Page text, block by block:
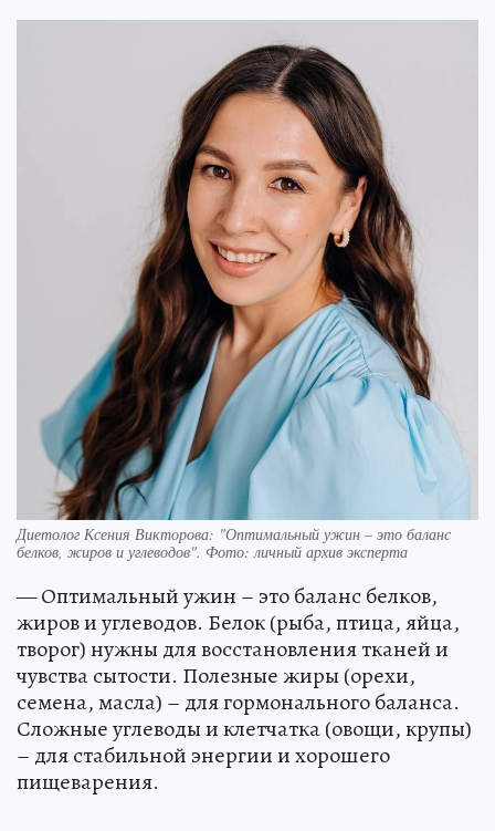
Диетолог Ксения Викторова: "Оптимальный ужин – это баланс
белков, жиров и углеводов". Фото: личный архив эксперта
— Оптимальный ужин – это баланс белков,
жиров и углеводов. Белок (рыба, птица, яйца,
творог) нужны для восстановления тканей и
чувства сытости. Полезные жиры (орехи,
семена, масла) – для гормонального баланса.
Сложные углеводы и клетчатка (овощи, крупы)
– для стабильной энергии и хорошего
пищеварения.